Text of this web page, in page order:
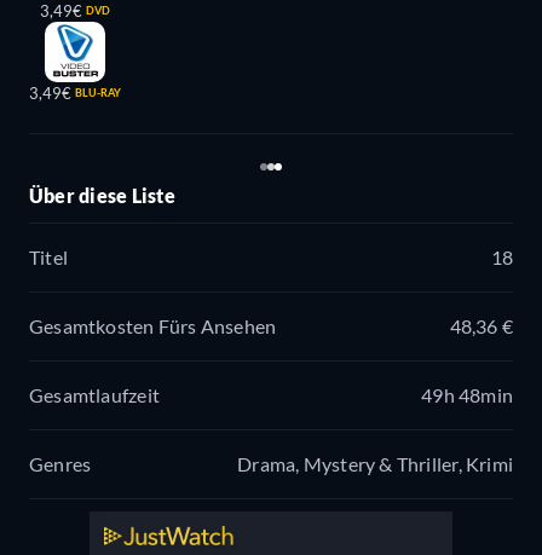
3,49€ DVD
3,49€ BLU-RAY
Über diese Liste
Titel 18
Gesamtkosten Fürs Ansehen 48,36 €
Gesamtlaufzeit 49h 48min
Genres Drama, Mystery & Thriller, Krimi